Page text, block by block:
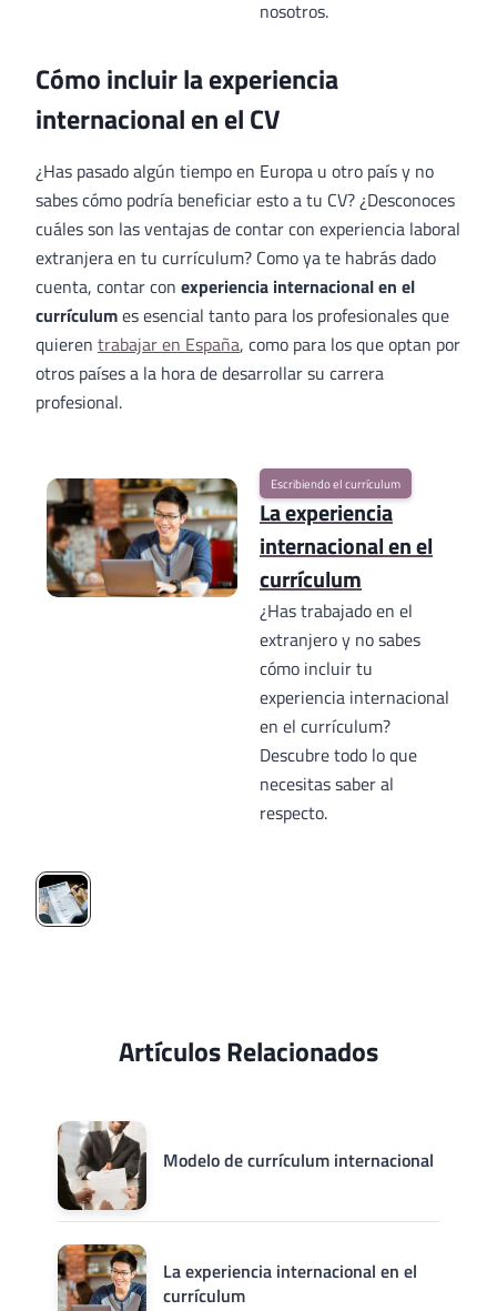
nosotros.
Cómo incluir la experiencia
internacional en el CV
¿Has pasado algún tiempo en Europa u otro país y no
sabes cómo podría beneficiar esto a tu CV? ¿Desconoces
cuáles son las ventajas de contar con experiencia laboral
extranjera en tu currículum? Como ya te habrás dado
cuenta, contar con experiencia internacional en el
currículumes esencial tanto para los profesionales que
quieren trabajar en España, como para los que optan por
otros países a la hora de desarrollar su carrera
profesional.
Escribiendo el currículum
La experiencia
internacional en el
currículum
¿Has trabajado en el
extranjero y no sabes
cómo incluir tu
experiencia internacional
en el currículum?
Descubre todo lo que
necesitas saber al
respecto.
Artículos Relacionados
Modelo de currículum internacional
La experiencia internacional en el
currículum